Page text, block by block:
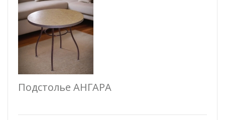
Подстолье АНГАРА